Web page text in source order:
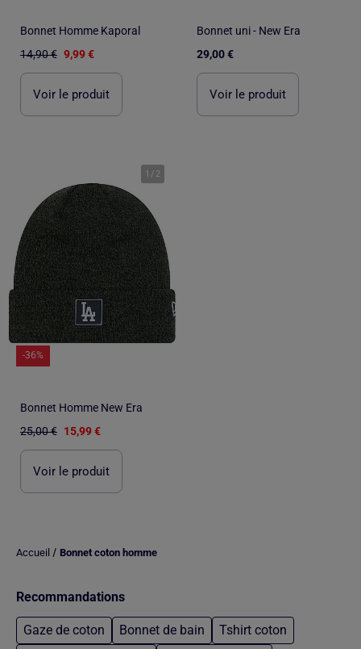
Bonnet Homme Kaporal
14,90 € 9,99 €
Voir le produit
Bonnet uni - New Era
29,00 €
Voir le produit
1 / 2
-36%
Bonnet Homme New Era
25,00 € 15,99 €
Voir le produit
Accueil / Bonnet coton homme
Recommandations
Gaze de coton Bonnet de bain
Tshirt coton